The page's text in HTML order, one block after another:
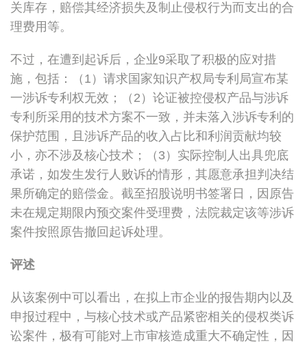
关库存，赔偿其经济损失及制止侵权行为而支出的合
理费用等。
不过，在遭到起诉后，企业9采取了积极的应对措
施，包括：（1）请求国家知识产权局专利局宣布某
一涉诉专利权无效；（2）论证被控侵权产品与涉诉
专利所采用的技术方案不一致，并未落入涉诉专利的
保护范围，且涉诉产品的收入占比和利润贡献均较
小，亦不涉及核心技术；（3）实际控制人出具兜底
承诺，如发生发行人败诉的情形，其愿意承担判决结
果所确定的赔偿金。截至招股说明书签署日，因原告
未在规定期限内预交案件受理费，法院裁定该等涉诉
案件按照原告撤回起诉处理。
评述
从该案例中可以看出，在拟上市企业的报告期内以及
申报过程中，与核心技术或产品紧密相关的侵权类诉
讼案件，极有可能对上市审核造成重大不确定性，因